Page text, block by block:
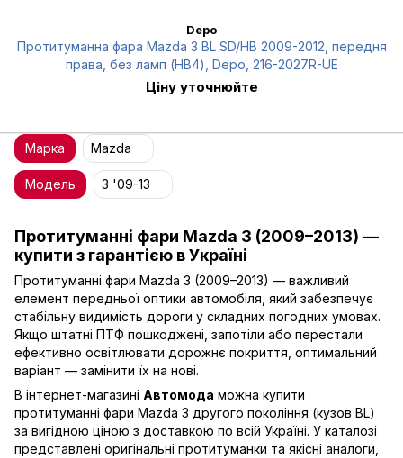
Depo
Протитуманна фара Mazda 3 BL SD/HB 2009-2012, передня
права, без ламп (HB4), Depo, 216-2027R-UE
Ціну уточнюйте
Протитуманні фари Mazda 3 (2009–2013) —
купити з гарантією в Україні
Протитуманні фари Mazda 3 (2009–2013) — важливий
елемент передньої оптики автомобіля, який забезпечує
стабільну видимість дороги у складних погодних умовах.
Якщо штатні ПТФ пошкоджені, запотіли або перестали
ефективно освітлювати дорожнє покриття, оптимальний
варіант — замінити їх на нові.
В інтернет-магазині Автомода можна купити
протитуманні фари Mazda 3 другого покоління (кузов BL)
за вигідною ціною з доставкою по всій Україні. У каталозі
представлені оригінальні протитуманки та якісні аналоги,
Марка Mazda
Модель 3 '09-13